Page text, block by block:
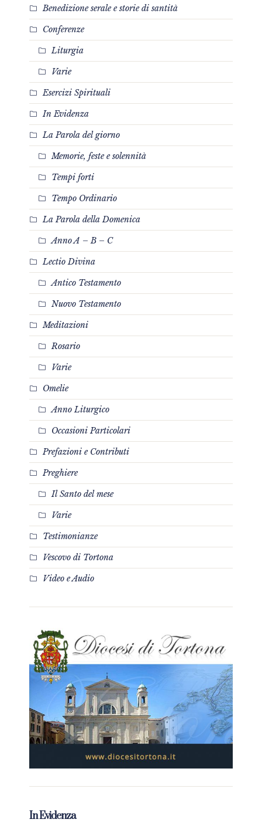
Benedizione serale e storie di santità
Conferenze
Liturgia
Varie
Esercizi Spirituali
In Evidenza
La Parola del giorno
Memorie, feste e solennità
Tempi forti
Tempo Ordinario
La Parola della Domenica
Anno A – B – C
Lectio Divina
Antico Testamento
Nuovo Testamento
Meditazioni
Rosario
Varie
Omelie
Anno Liturgico
Occasioni Particolari
Prefazioni e Contributi
Preghiere
Il Santo del mese
Varie
Testimonianze
Vescovo di Tortona
Video e Audio
In Evidenza